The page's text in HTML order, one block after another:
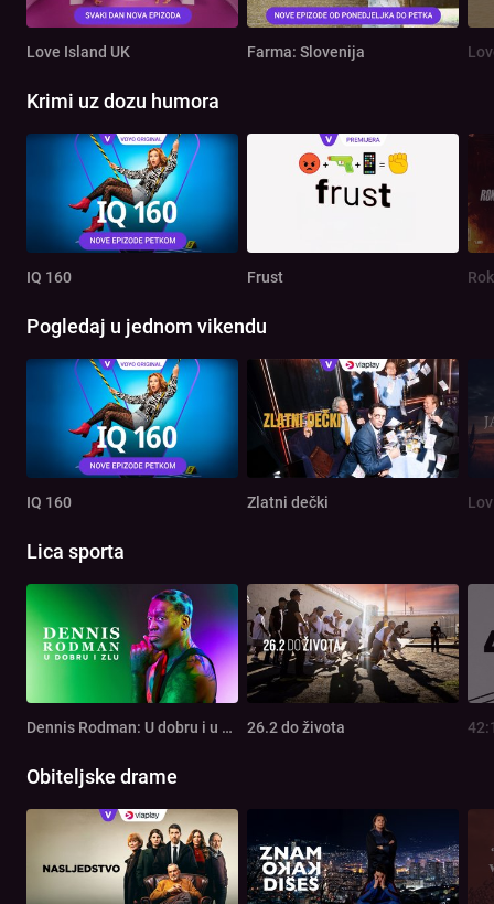
Love Island UK Farma: Slovenija
Krimi uz dozu humora
IQ 160 Frust
Pogledaj u jednom vikendu
IQ 160 Zlatni dečki
Lica sporta
Dennis Rodman: U dobru i u zlu 26.2 do života
Obiteljske drame